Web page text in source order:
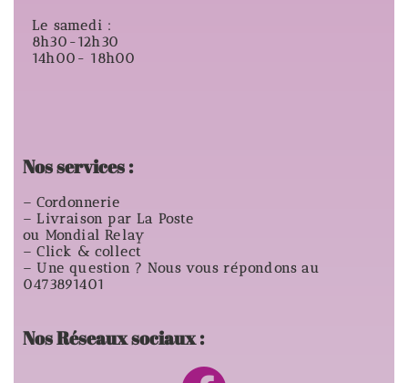
Le samedi :
8h30-12h30
14h00- 18h00
Nos services :
– Cordonnerie
– Livraison par La Poste
ou Mondial Relay
– Click & collect
– Une question ? Nous vous répondons au
0473891401
Nos Réseaux sociaux :